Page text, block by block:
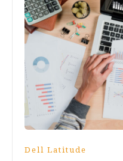
Dell Latitude